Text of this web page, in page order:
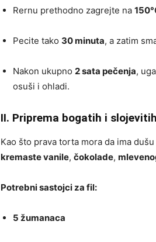
Rernu prethodno zagrejte na
Pecite tako 30 minuta, a zatim
Nakon ukupno 2 sata pečenja,
osuši i ohladi.
II. Priprema bogatih i
Kao što prava torta mora da ima
kremaste vanile, čokolade,
Potrebni sastojci za fil:
5 žumanaca